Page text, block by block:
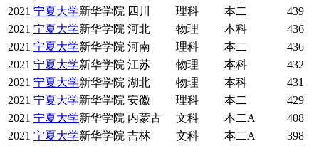
2021 宁夏大学新华学院 四川 理科 本二
439
2021 宁夏大学新华学院 河北 物理 本科
436
2021 宁夏大学新华学院 河南 理科 本二
436
2021 宁夏大学新华学院 江苏 物理 本科
432
2021 宁夏大学新华学院 湖北 物理 本科
431
2021 宁夏大学新华学院 安徽 理科 本二
429
2021 宁夏大学新华学院 内蒙古 文科 本二A
408
2021 宁夏大学新华学院 吉林 文科 本二A
398